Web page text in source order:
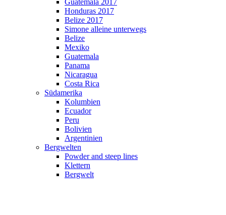
Honduras 2017
Belize 2017
Simone alleine unterwegs
Belize
Mexiko
Guatemala
Panama
Nicaragua
Costa Rica
Südamerika
Kolumbien
Ecuador
Peru
Bolivien
Argentinien
Bergwelten
Powder and steep lines
Klettern
Bergwelt